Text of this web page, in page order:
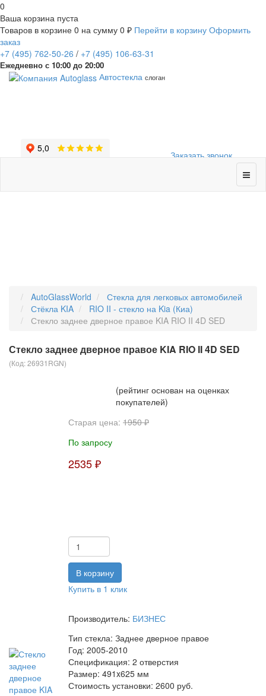
0
Ваша корзина пуста
Товаров в корзине 0 на сумму 0 ₽ Перейти в корзину Оформить
заказ
+7 (495) 762-50-26 / +7 (495) 106-63-31
Ежедневно с 10:00 до 20:00
Заказать звонок
Автостекла слоган
AutoGlassWorld
Стекла для легковых автомобилей
Стёкла KIA
RIO II - стекло на Kia (Киа)
Стекло заднее дверное правое KIA RIO II 4D SED
Стекло заднее дверное правое KIA RIO II 4D SED
(Код:26931RGN)
(рейтинг основан на оценках
покупателей)
Старая цена: 1950 ₽
По запросу
2535 ₽
Купить в 1 клик
Производитель: БИЗНЕС
Тип стекла: Заднее дверное правое
Год: 2005-2010
Спецификация: 2 отверстия
Размер: 491x625 мм
Стоимость установки: 2600 руб.